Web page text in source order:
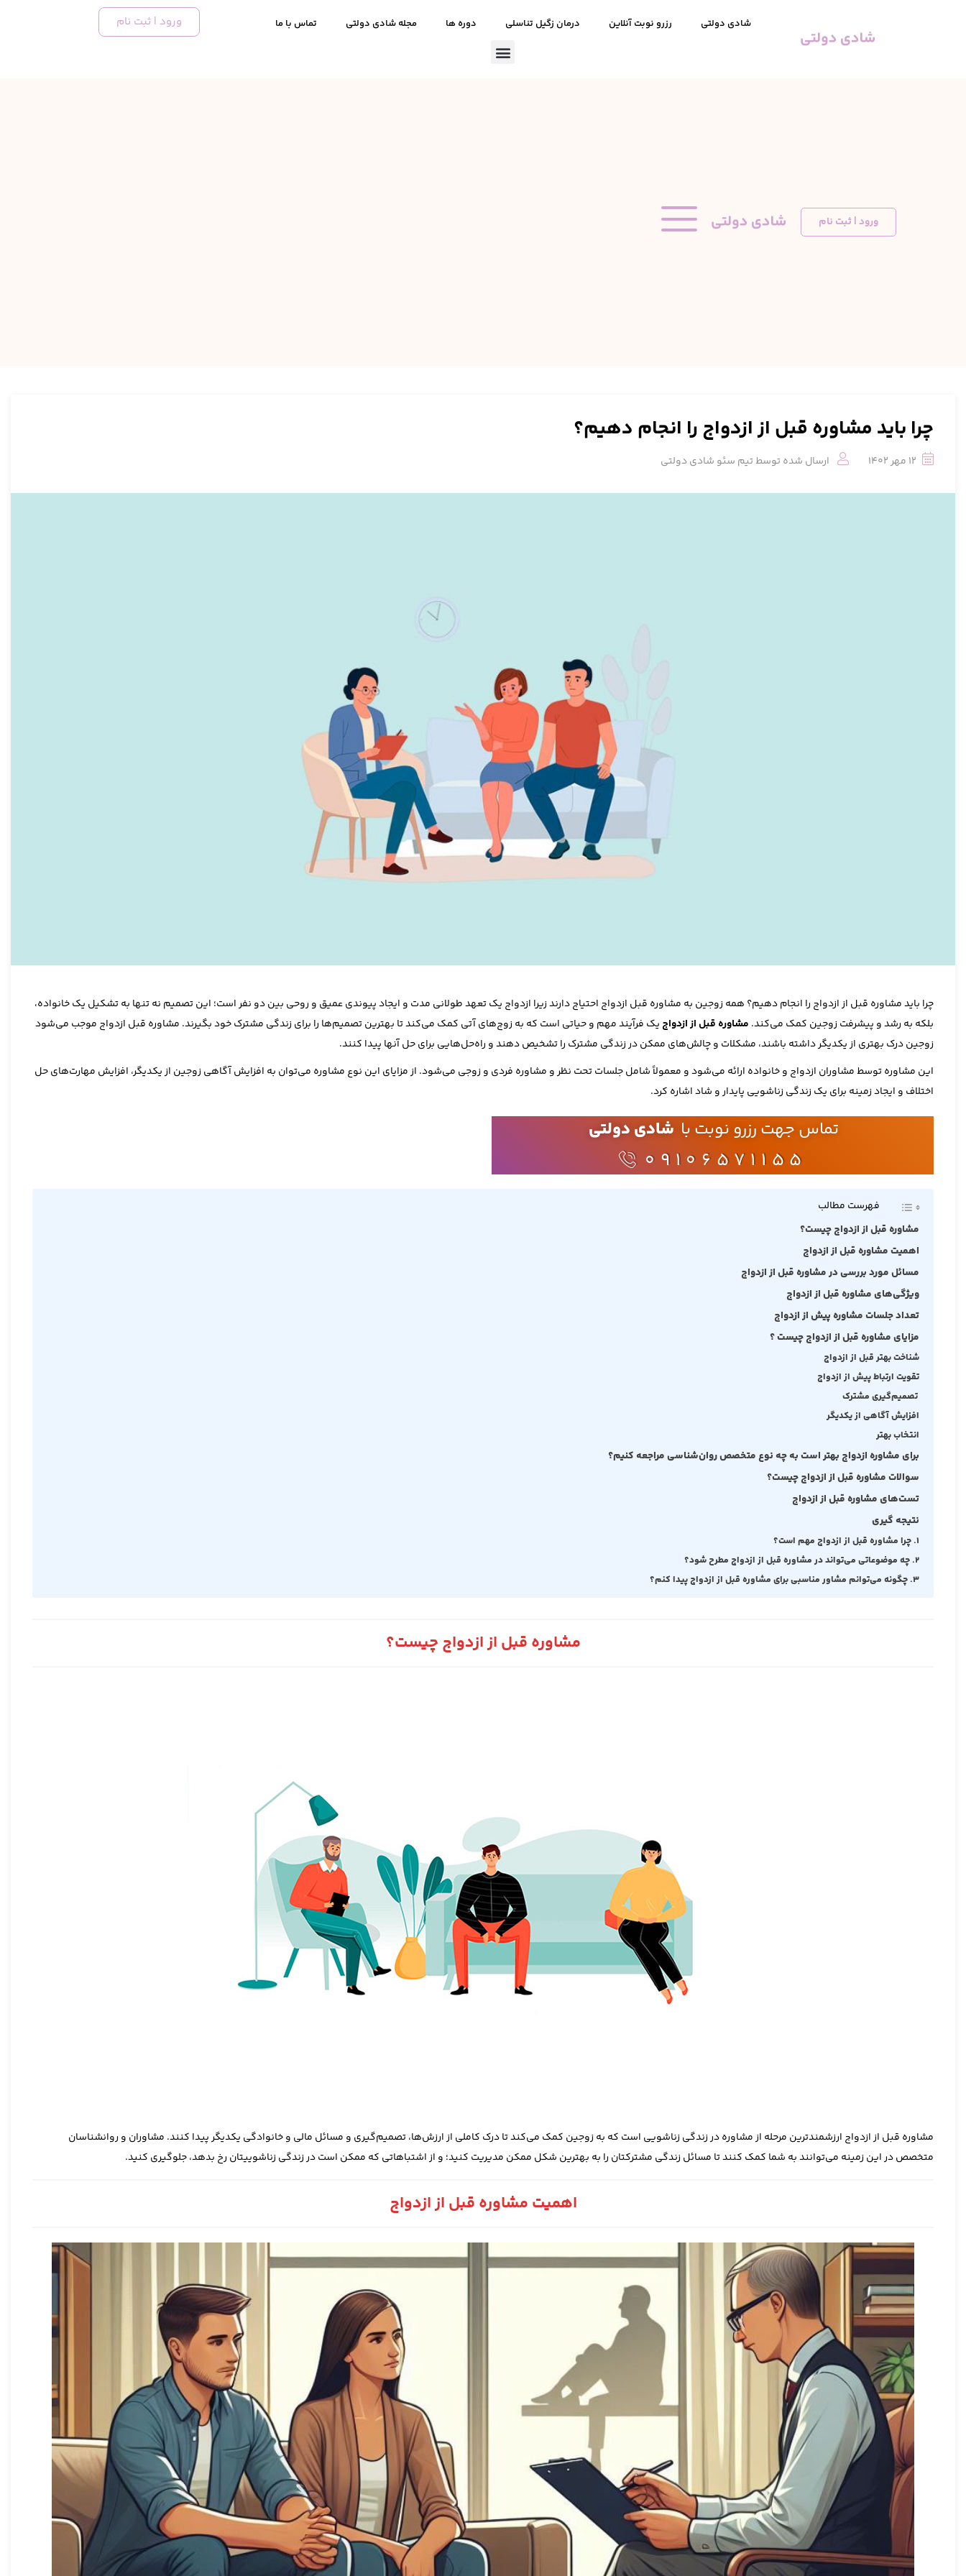
شادی دولتی رزرو نوبت آنلاین درمان زگیل تناسلی دوره ها مجله شادی دولتی تماس با ما ورود | ثبت نام
ورود | ثبت نام
چرا باید مشاوره قبل از ازدواج را انجام دهیم؟
12 مهر 1402 ارسال شده توسط تیم سئو شادی دولتی
چرا باید مشاوره قبل از ازدواج را انجام دهیم؟ همه زوجین به مشاوره قبل ازدواج احتیاج دارند زیرا ازدواج یک تعهد طولانی مدت و ایجاد پیوندی عمیق و روحی بین دو نفر است؛ این تصمیم نه تنها به تشکیل یک خانواده،
بلکه به رشد و پیشرفت زوجین کمک می‌کند. مشاوره قبل از ازدواج یک فرآیند مهم و حیاتی است که به زوج‌های آتی کمک می‌کند تا بهترین تصمیم‌ها را برای زندگی مشترک خود بگیرند. مشاوره قبل ازدواج موجب می‌شود
زوجین درک بهتری از یکدیگر داشته باشند، مشکلات و چالش‌های ممکن در زندگی مشترک را تشخیص دهند و راه‌حل‌هایی برای حل آنها پیدا کنند.
این مشاوره توسط مشاوران ازدواج و خانواده ارائه می‌شود و معمولاً شامل جلسات تحت نظر و مشاوره فردی و زوجی می‌شود. از مزایای این نوع مشاوره می‌توان به افزایش آگاهی زوجین از یکدیگر، افزایش مهارت‌های حل
اختلاف و ایجاد زمینه برای یک زندگی زناشویی پایدار و شاد اشاره کرد.
تماس جهت رزرو نوبت با شادی دولتی
09106571155
فهرست مطالب
مشاوره قبل از ازدواج چیست؟
اهمیت مشاوره قبل از ازدواج
مسائل مورد بررسی در مشاوره قبل از ازدواج
ویژگی‌های مشاوره قبل از ازدواج
تعداد جلسات مشاوره پیش از ازدواج
مزایای مشاوره قبل از ازدواج چیست ؟
شناخت بهتر قبل از ازدواج
تقویت ارتباط پیش از ازدواج
تصمیم‌گیری مشترک
افزایش آگاهی از یکدیگر
انتخاب بهتر
برای مشاوره ازدواج بهتر است به چه نوع متخصص روان‌شناسی مراجعه کنيم؟
سوالات مشاوره قبل از ازدواج چیست؟
تست‌های مشاوره قبل از ازدواج
نتیجه گیری
1. چرا مشاوره قبل از ازدواج مهم است؟
2. چه موضوعاتی می‌تواند در مشاوره قبل از ازدواج مطرح شود؟
3. چگونه می‌توانم مشاور مناسبی برای مشاوره قبل از ازدواج پیدا کنم؟
مشاوره قبل از ازدواج چیست؟
مشاوره قبل از ازدواج ارزشمندترین مرحله از مشاوره در زندگی زناشویی است که به زوجین کمک می‌کند تا درک کاملی از ارزش‌ها، تصمیم‌گیری و مسائل مالی و خانوادگی یکدیگر پیدا کنند. مشاوران و روانشناسان
متخصص در این زمینه می‌توانند به شما کمک کنند تا مسائل زندگی مشترکتان را به بهترین شکل ممکن مدیریت کنید؛ و از اشتباهاتی که ممکن است در زندگی زناشوییتان رخ بدهد، جلوگیری کنید.
اهمیت مشاوره قبل از ازدواج